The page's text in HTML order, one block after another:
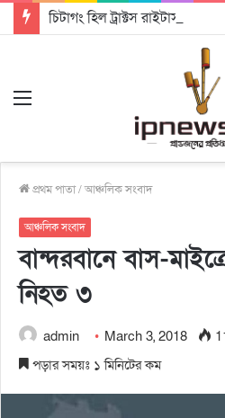
প্রথম পাতা/আঞ্চলিক সংবাদ
আঞ্চলিক সংবাদ
বান্দরবানে বাস-
নিহত ৩
admin March 3, 2018
পড়ার সময়ঃ ১ মিনিটের কম